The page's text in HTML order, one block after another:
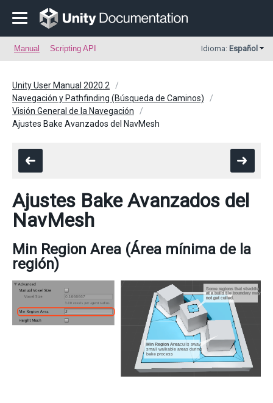
Manual Scripting API Idioma: Español
Unity User Manual 2020.2
Navegación y Pathfinding (Búsqueda de Caminos)
Visión General de la Navegación
Ajustes Bake Avanzados del NavMesh
Ajustes Bake Avanzados del
NavMesh
Min Region Area (Área mínima de la
región)